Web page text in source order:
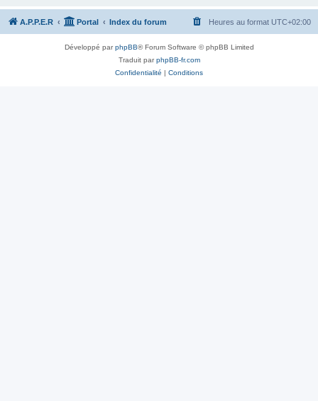
A.P.P.E.R Portal Index du forum Heures au format UTC+02:00
Développé parphpBB® Forum Software © phpBB Limited
Traduit parphpBB-fr.com
Confidentialité | Conditions